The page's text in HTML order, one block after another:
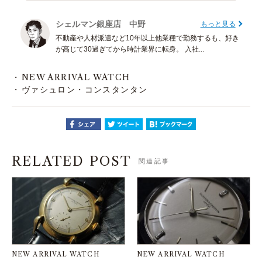
シェルマン銀座店 中野
もっと見る
不動産や人材派遣など10年以上他業種で勤務するも、好き
が高じて30過ぎてから時計業界に転身。 入社...
NEW ARRIVAL WATCH
ヴァシュロン・コンスタンタン
RELATED POST 関連記事
NEW ARRIVAL WATCH NEW ARRIVAL WATCH